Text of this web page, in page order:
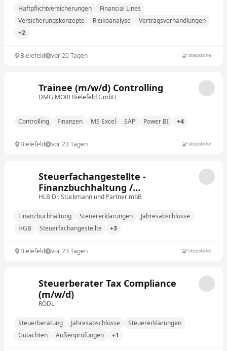
Haftpflichtversicherungen
Financial Lines
Versicherungskonzepte
Risikoanalyse
Vertragsverhandlungen
+2
Bielefeld vor 20 Tagen
Trainee (m/w/d) Controlling
DMG MORI Bielefeld GmbH
Controlling Finanzen MS Excel SAP Power BI +4
Bielefeld vor 23 Tagen
Steuerfachangestellte -
Finanzbuchhaltung /
Jahresabschluss (m/w/d)
HLB Dr. Stückmann und Partner mbB
Finanzbuchhaltung Steuererklärungen
Jahresabschlüsse
HGB
Steuerfachangestellte +3
Bielefeld vor 23 Tagen
Steuerberater Tax Compliance
(m/w/d)
RÖDL
Steuerberatung Jahresabschlüsse
Steuererklärungen
Gutachten
Außenprüfungen +1